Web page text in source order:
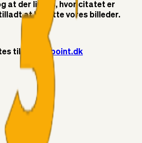
at der linkes, hvor citatet er
at benytte vores billeder.
til info@3point.dk